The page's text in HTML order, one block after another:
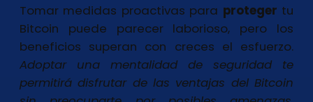
Tomar medidas proactivas para proteger tu
Bitcoin puede parecer laborioso, pero los
beneficios superan con creces el esfuerzo.
Adoptar una mentalidad de seguridadte
permitirá disfrutar de las ventajas del Bitcoin